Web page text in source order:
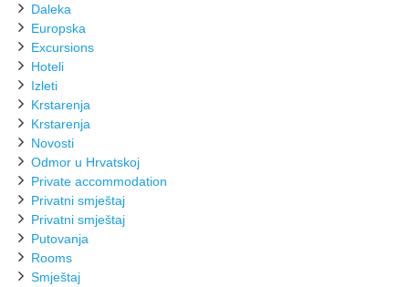
Daleka
Europska
Excursions
Hoteli
Izleti
Krstarenja
Krstarenja
Novosti
Odmor u Hrvatskoj
Private accommodation
Privatni smještaj
Privatni smještaj
Putovanja
Rooms
Smještaj